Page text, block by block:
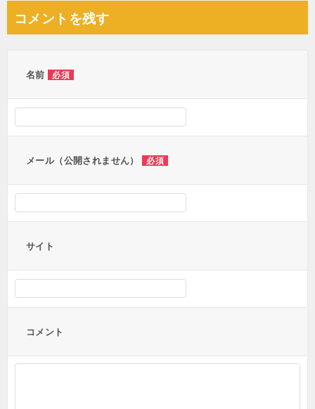
ビ
コメントを残す
名前 必須
メール（公開されません） 必須
サイト
コメント